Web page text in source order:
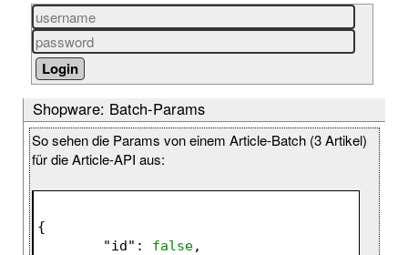
Shopware: Batch-Params
So sehen die Params von einem Article-Batch (3 Artikel)
für die Article-API aus:
{
	"
id": false,